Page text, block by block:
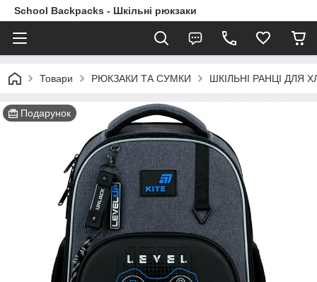
School Backpacks - Шкільні рюкзаки
Товари РЮКЗАКИ ТА СУМКИ ШКІЛЬНІ РАНЦІ ДЛЯ
Подарунок